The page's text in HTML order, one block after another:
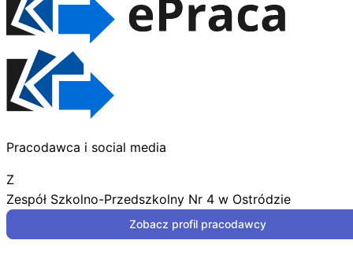
Pracodawca i social media
Z
Zespół Szkolno-Przedszkolny Nr 4 w Ostródzie
Zobacz profil pracodawcy